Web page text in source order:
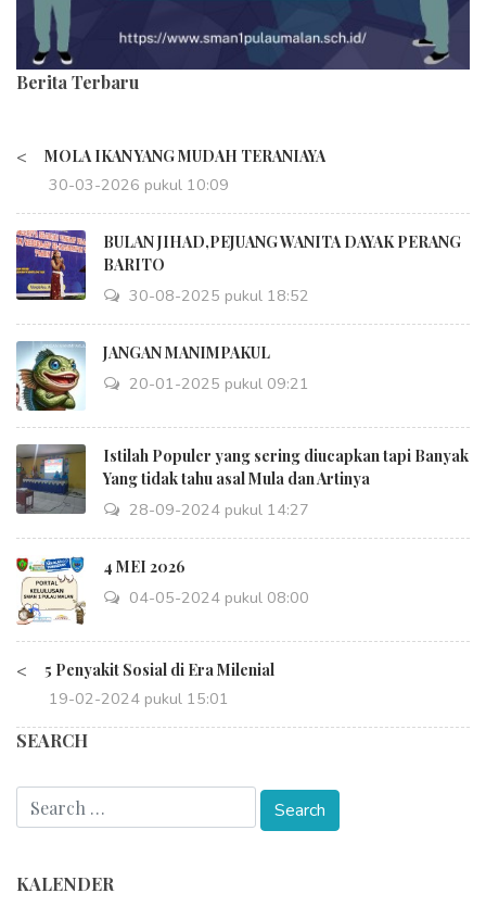
Berita Terbaru
< MOLA IKAN YANG MUDAH TERANIAYA
30-03-2026 pukul 10:09
BULAN JIHAD,PEJUANG WANITA DAYAK PERANG
BARITO
30-08-2025 pukul 18:52
JANGAN MANIMPAKUL
20-01-2025 pukul 09:21
Istilah Populer yang sering diucapkan tapi Banyak
Yang tidak tahu asal Mula dan Artinya
28-09-2024 pukul 14:27
4 MEI 2026
04-05-2024 pukul 08:00
< 5 Penyakit Sosial di Era Milenial
19-02-2024 pukul 15:01
SEARCH
KALENDER